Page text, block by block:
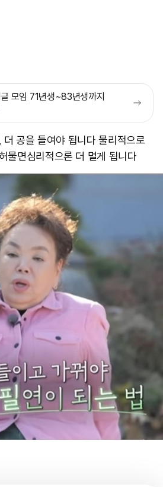
모임 71년생~83년생까지
공을 들여야 됩니다 물리적으로
물면 ​심리적으론 더 멀게 됩니다